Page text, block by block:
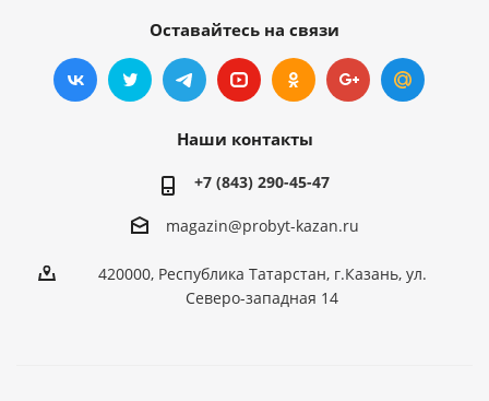
Оставайтесь на связи
Наши контакты
+7 (843) 290-45-47
magazin@probyt-kazan.ru
420000, Республика Татарстан, г.Казань, ул.
Северо-западная 14